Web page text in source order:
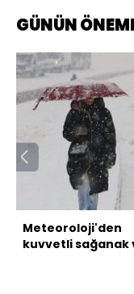
GÜNÜN
Meteoroloji'den
kuvvetli sağanak